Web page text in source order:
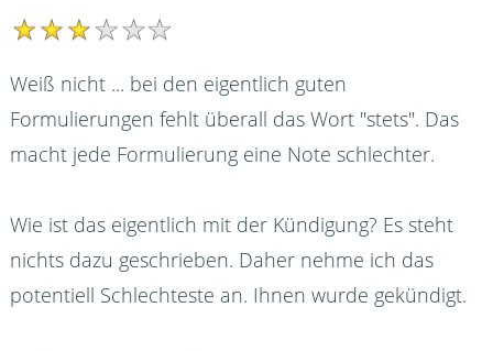
Weiß nicht ... bei den eigentlich guten
Formulierungen fehlt überall das Wort "stets". Das
macht jede Formulierung eine Note schlechter.
Wie ist das eigentlich mit der Kündigung? Es steht
nichts dazu geschrieben. Daher nehme ich das
potentiell Schlechteste an. Ihnen wurde gekündigt.